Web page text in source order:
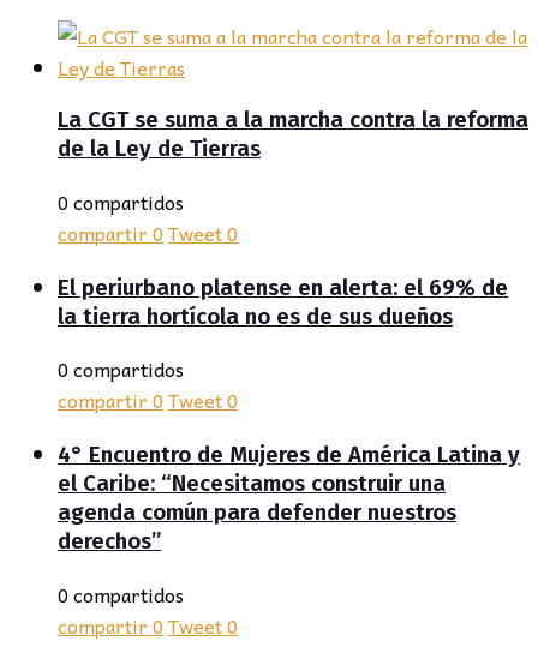
La CGT se suma a la marcha contra la reforma
de la Ley de Tierras
0 compartidos
compartir0Tweet0
El periurbano platense en alerta: el 69% de
la tierra hortícola no es de sus dueños
0 compartidos
compartir0Tweet0
4° Encuentro de Mujeres de América Latina y
el Caribe: “Necesitamos construir una
agenda común para defender nuestros
derechos”
0 compartidos
compartir0Tweet0